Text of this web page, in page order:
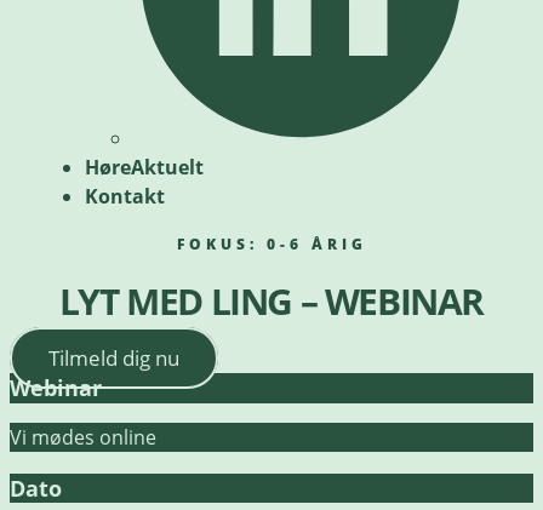
HøreAktuelt
Kontakt
FOKUS: 0-6 ÅRIG
LYT MED LING – WEBINAR
Tilmeld dig nu
Webinar
Vi mødes online
Dato